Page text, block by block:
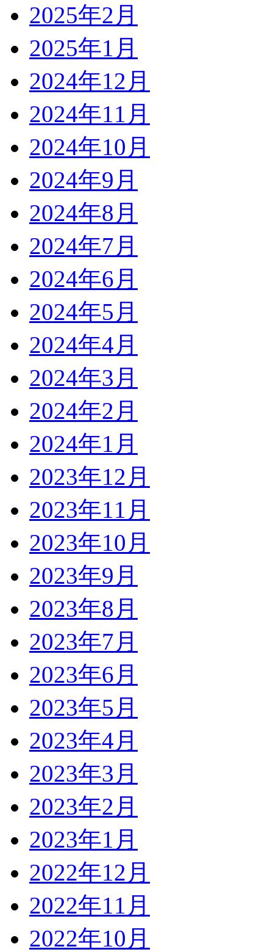
2025年2月
2025年1月
2024年12月
2024年11月
2024年10月
2024年9月
2024年8月
2024年7月
2024年6月
2024年5月
2024年4月
2024年3月
2024年2月
2024年1月
2023年12月
2023年11月
2023年10月
2023年9月
2023年8月
2023年7月
2023年6月
2023年5月
2023年4月
2023年3月
2023年2月
2023年1月
2022年12月
2022年11月
2022年10月